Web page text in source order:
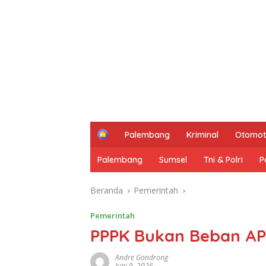
H
m
e
Palembang Kriminal
Palembang Sumsel Tni & Polri
Beranda Pemerintah
Pemerintah
PPPK Bukan Beban
Andre Gondrong